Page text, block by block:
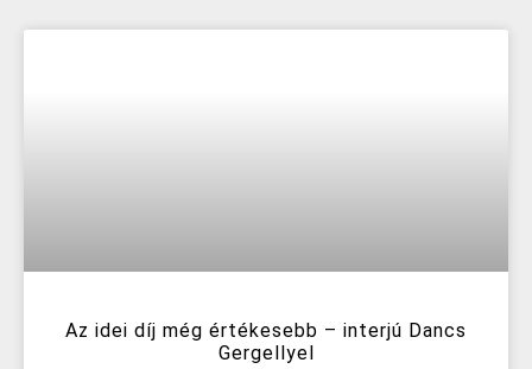
Az idei díj még értékesebb – interjú Dancs
Gergellyel